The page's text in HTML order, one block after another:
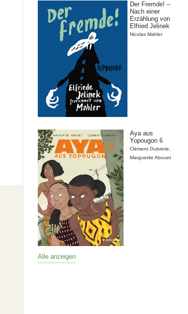
Der Fremde! –
Nach einer
Erzählung von
Elfried Jelinek
Nicolas Mahler
Aya aus
Yopougon 6
Clément Oubrerie,
Marguerite Abouet
Alle anzeigen